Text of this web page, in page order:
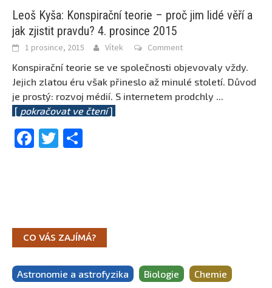
Leoš Kyša: Konspirační teorie – proč jim lidé věří a
jak zjistit pravdu? 4. prosince 2015
1 prosince, 2015 Vítek Comment
Konspirační teorie se ve společnosti objevovaly vždy.
Jejich zlatou éru však přineslo až minulé století. Důvod
je prostý: rozvoj médií. S internetem prodchly ...
[ pokračovat ve čtení]
Facebook
Twitter
CO VÁS ZAJÍMÁ?
Astronomie a astrofyzika Biologie Chemie